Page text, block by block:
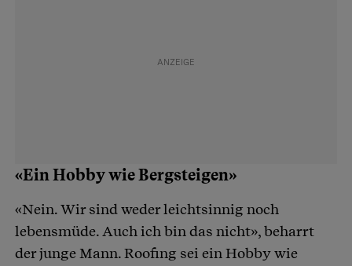
«Ein Hobby wie Bergsteigen»
«Nein. Wir sind weder leichtsinnig noch
lebensmüde. Auch ich bin das nicht», beharrt
der junge Mann. Roofing sei ein Hobby wie